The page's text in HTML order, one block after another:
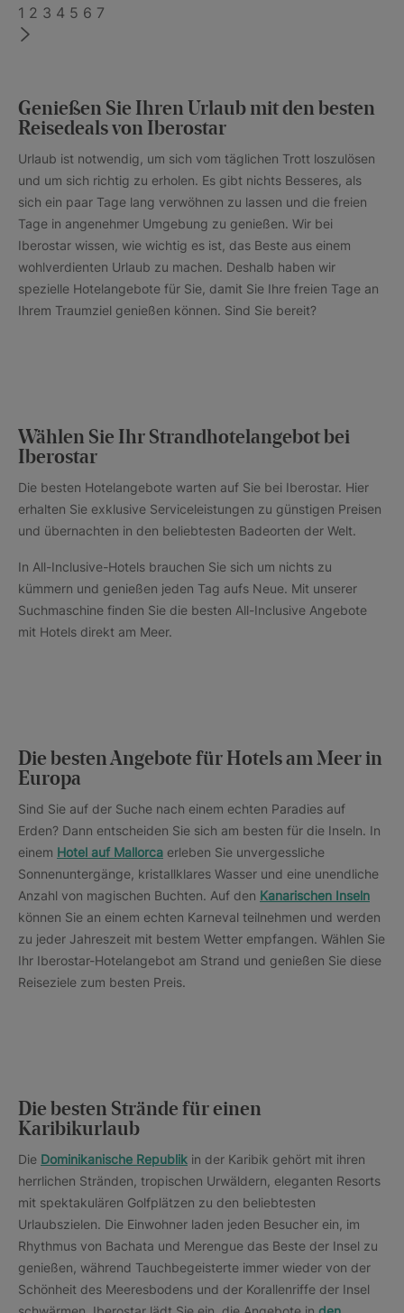
1 2 3 4 5 6 7
Genießen Sie Ihren Urlaub mit den besten
Reisedeals von Iberostar
Urlaub ist notwendig, um sich vom täglichen Trott loszulösen
und um sich richtig zu erholen. Es gibt nichts Besseres, als
sich ein paar Tage lang verwöhnen zu lassen und die freien
Tage in angenehmer Umgebung zu genießen. Wir bei
Iberostar wissen, wie wichtig es ist, das Beste aus einem
wohlverdienten Urlaub zu machen. Deshalb haben wir
spezielle Hotelangebote für Sie, damit Sie Ihre freien Tage an
Ihrem Traumziel genießen können. Sind Sie bereit?
Wählen Sie Ihr Strandhotelangebot bei
Iberostar
Die besten Hotelangebote warten auf Sie bei Iberostar. Hier
erhalten Sie exklusive Serviceleistungen zu günstigen Preisen
und übernachten in den beliebtesten Badeorten der Welt.
In All-Inclusive-Hotels brauchen Sie sich um nichts zu
kümmern und genießen jeden Tag aufs Neue. Mit unserer
Suchmaschine finden Sie die besten All-Inclusive Angebote
mit Hotels direkt am Meer.
Die besten Angebote für Hotels am Meer in
Europa
Sind Sie auf der Suche nach einem echten Paradies auf
Erden? Dann entscheiden Sie sich am besten für die Inseln. In
einem Hotel auf Mallorca erleben Sie unvergessliche
Sonnenuntergänge, kristallklares Wasser und eine unendliche
Anzahl von magischen Buchten. Auf den Kanarischen Inseln
können Sie an einem echten Karneval teilnehmen und werden
zu jeder Jahreszeit mit bestem Wetter empfangen. Wählen Sie
Ihr Iberostar-Hotelangebot am Strand und genießen Sie diese
Reiseziele zum besten Preis.
Die besten Strände für einen
Karibikurlaub
Die Dominikanische Republik in der Karibik gehört mit ihren
herrlichen Stränden, tropischen Urwäldern, eleganten Resorts
mit spektakulären Golfplätzen zu den beliebtesten
Urlaubszielen. Die Einwohner laden jeden Besucher ein, im
Rhythmus von Bachata und Merengue das Beste der Insel zu
genießen, während Tauchbegeisterte immer wieder von der
Schönheit des Meeresbodens und der Korallenriffe der Insel